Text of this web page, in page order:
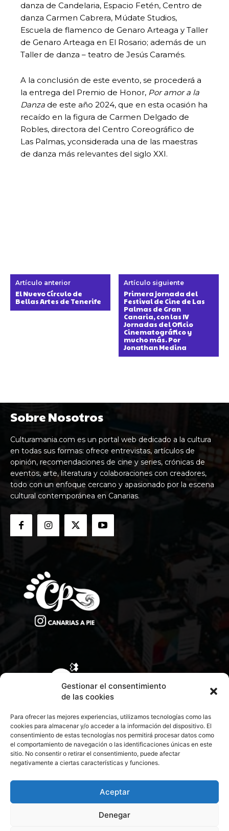
Gestionar el consentimiento
de las cookies
Para ofrecer las mejores experiencias, utilizamos tecnologías como las
cookies para almacenar y/o acceder a la información del dispositivo. El
consentimiento de estas tecnologías nos permitirá procesar datos como
el comportamiento de navegación o las identificaciones únicas en este
sitio. No consentir o retirar el consentimiento, puede afectar
negativamente a ciertas características y funciones.
Aceptar
Denegar
danza de Candelaria, Espacio Fetén, Centro de
danza Carmen Cabrera, Múdate Studios,
Escuela de flamenco de Genaro Arteaga y Taller
de Genaro Arteaga en El Rosario; además de un
Taller de danza – teatro de Jesús Caramés.
A la conclusión de este evento, se procederá a
la entrega del Premio de Honor, Por amor a la
Danza de este año 2024, que en esta ocasión ha
recaído en la figura de Carmen Delgado de
Robles, directora del Centro Coreográfico de
Las Palmas, yconsiderada una de las maestras
de danza más relevantes del siglo XXI.
Artículo anterior
El Nuevo Círculo de
Bellas Artes de Tenerife
Artículo siguiente
Primera jornada del
Festival de Cine de Las
Palmas de Gran
Canaria, con las IV
Jornadas del Oficio
Cinematográfico y
mucho más. Por
Jonathan Medina
Sobre Nosotros
Culturamania.com es un portal web dedicado a la cultura
en todas sus formas: ofrece entrevistas, artículos de
opinión, recomendaciones de cine y series, crónicas de
eventos, arte, literatura y colaboraciones con creadores,
todo con un enfoque cercano y apasionado por la escena
cultural contemporánea en Canarias.
CONTACTA CON NOSOTROS